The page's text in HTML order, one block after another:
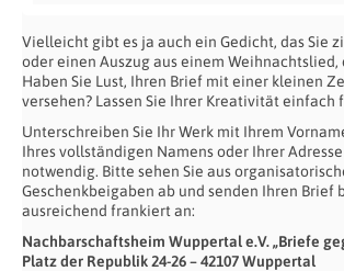
Vielleicht gibt es ja auch ein Gedicht, das Sie
oder einen Auszug aus einem Weihnachtslied,
Haben Sie Lust, Ihren Brief mit einer kleinen
versehen? Lassen Sie Ihrer Kreativität einfach
Unterschreiben Sie Ihr Werk mit Ihrem
Ihres vollständigen Namens oder Ihrer
notwendig. Bitte sehen Sie aus
Geschenkbeigaben ab und senden Ihren Brief
ausreichend frankiert an:
Nachbarschaftsheim Wuppertal e.V. „Briefe
Platz der Republik 24-26 – 42107 Wuppertal